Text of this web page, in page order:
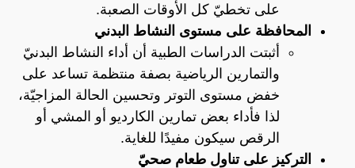
على تخطيّ كل الأوقات الصعبة.
المحافظة على مستوى النشاط البدني
أثبتت الدراسات الطبية أن أداء النشاط البدنيّ
والتمارين الرياضية بصفة منتظمة تساعد على
خفض مستوى التوتر وتحسين الحالة المزاجيّة،
لذا فأداء بعض تمارين الكارديو أو المشي أو
الرقص سيكون مفيدًا للغاية.
التركيز على تناول طعام صحيّ